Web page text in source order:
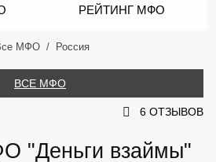
РЕЙТИНГ МФО
МФО Россия
ВСЕ МФО
6 ОТЗЫВОВ
"Деньги взаймы"